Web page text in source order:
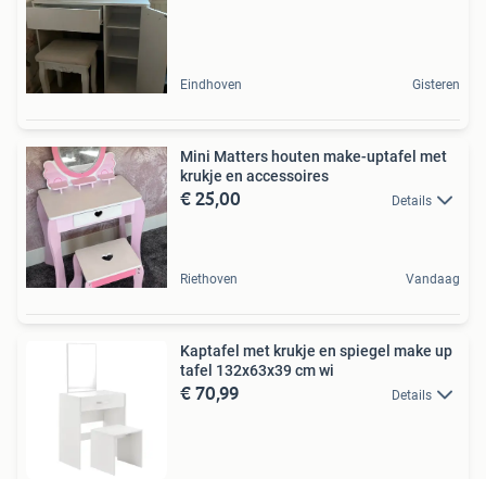
Eindhoven Gisteren
Mini Matters houten make-uptafel met
krukje en accessoires
€ 25,00 Details
Riethoven Vandaag
Kaptafel met krukje en spiegel make up
tafel 132x63x39 cm wi
€ 70,99 Details